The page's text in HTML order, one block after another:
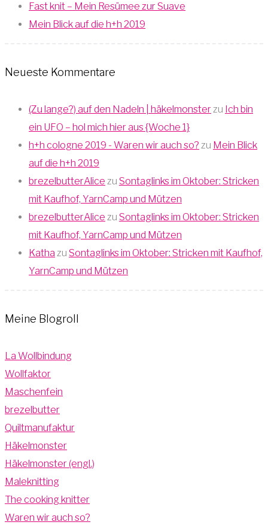
Fast knit – Mein Resümee zur Suave
Mein Blick auf die h+h 2019
Neueste Kommentare
(Zu lange?) auf den Nadeln | häkelmonster zu Ich bin
ein UFO – hol mich hier aus {Woche 1}
h+h cologne 2019 - Waren wir auch so? zu Mein Blick
auf die h+h 2019
brezelbutterAlice zu Sontaglinks im Oktober: Stricken
mit Kaufhof, YarnCamp und Mützen
brezelbutterAlice zu Sontaglinks im Oktober: Stricken
mit Kaufhof, YarnCamp und Mützen
Katha zu Sontaglinks im Oktober: Stricken mit Kaufhof,
YarnCamp und Mützen
Meine Blogroll
La Wollbindung
Wollfaktor
Maschenfein
brezelbutter
Quiltmanufaktur
Häkelmonster
Häkelmonster (engl.)
Maleknitting
The cooking knitter
Waren wir auch so?